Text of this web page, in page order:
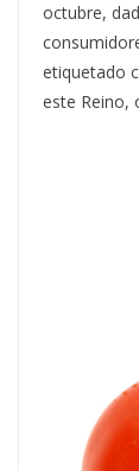
octubre,
etiquetado
este Reino,